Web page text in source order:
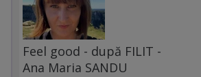
Feel good - după FILIT -
Ana Maria SANDU